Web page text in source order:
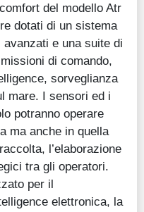
del modello Atr
dotati di un sistema
e una suite di
di comando,
sorveglianza
mare. I sensori ed i
potranno operare
ma anche in quella
l’elaborazione
tra gli operatori.
per il
elettronica, la